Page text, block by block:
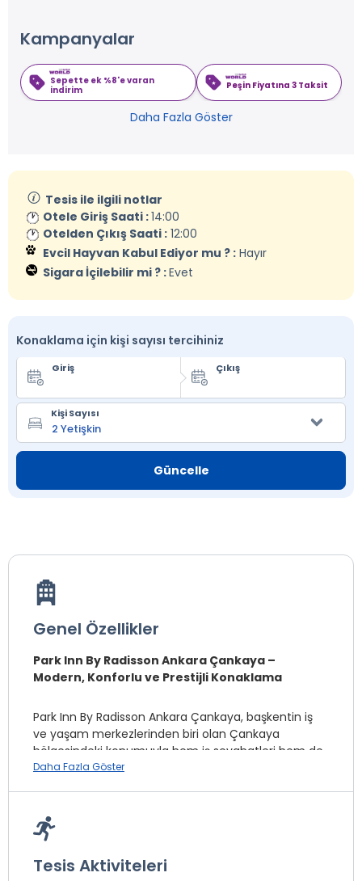
Kampanyalar
Sepette ek %8'e varan
indirim
Peşin Fiyatına 3 Taksit
Daha Fazla Göster
Tesis ile ilgili notlar
Otele Giriş Saati :14:00
Otelden Çıkış Saati : 12:00
Evcil Hayvan Kabul Ediyor mu ? : Hayır
Sigara İçilebilir mi ? :Evet
Konaklama için kişi sayısı tercihiniz
Giriş Çıkış
Kişi Sayısı
Güncelle
Genel Özellikler
Park Inn By Radisson Ankara Çankaya –
Modern, Konforlu ve Prestijli Konaklama
Park Inn By Radisson Ankara Çankaya, başkentin iş
ve yaşam merkezlerinden biri olan Çankaya
bölgesindeki konumuyla hem iş seyahatleri hem de
şehir konaklamaları için ideal bir seçenek sunar.
huzurlu bir konaklama deneyimi sağlar.
Lokasyon Bilgileri
Daha Fazla Göster
Tesis Aktiviteleri